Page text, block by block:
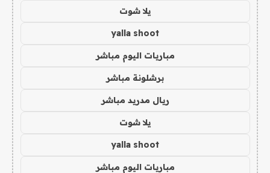
يلا شوت
yalla shoot
مباريات اليوم مباشر
برشلونة مباشر
ريال مدريد مباشر
يلا شوت
yalla shoot
مباريات اليوم مباشر